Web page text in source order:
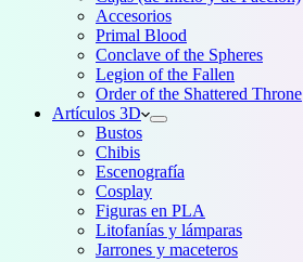
Accesorios
Primal Blood
Conclave of the Spheres
Legion of the Fallen
Order of the Shattered Throne
Artículos 3D
Bustos
Chibis
Escenografía
Cosplay
Figuras en PLA
Litofanías y lámparas
Jarrones y maceteros